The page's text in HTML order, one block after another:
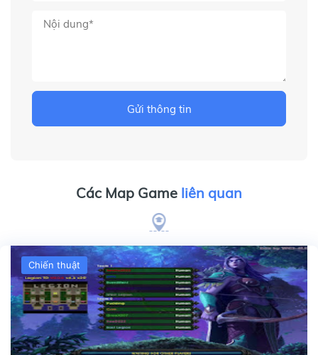
Gửi thông tin
Các Map Game liên quan
Chiến thuật